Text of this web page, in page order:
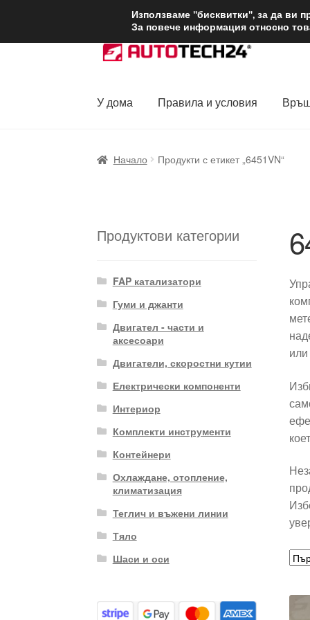
ДОСТАВКА от
Skip
to
Skip
to
У дома
Правила и условия
Начало Продукти с етикет „6451VN“
Продуктови категории
FAP катализатори
Гуми и джанти
Двигател - части и
аксесоари
Двигатели, скоростни кутии
Електрически компоненти
Интериор
Комплекти инструменти
Контейнери
Охлаждане, отопление,
климатизация
Теглич и въжени линии
Тяло
Шаси и оси
Използваме "бисквитки", за да ви
За повече информация относно